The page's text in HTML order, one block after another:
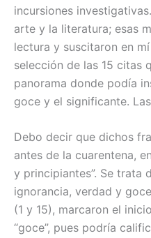
incursiones
arte y la literatura; esas
lectura y suscitaron en
selección de las 15 citas
panorama donde podía
goce y el significante.
Debo decir que dichos
antes de la cuarentena,
y principiantes”. Se trata
ignorancia, verdad y
(1 y 15), marcaron el
“goce”, pues podría